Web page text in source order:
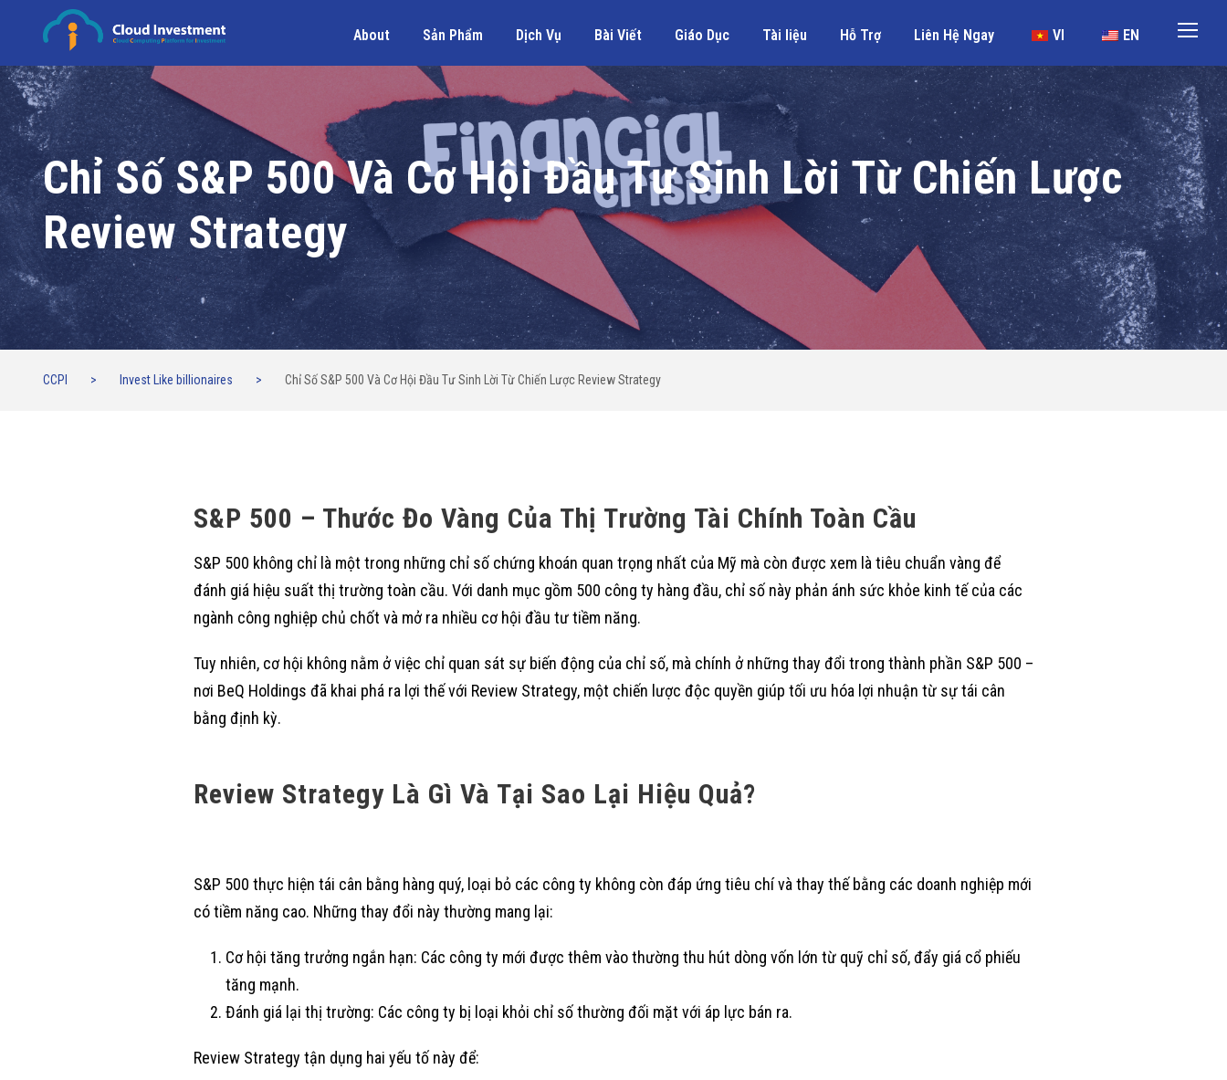
About Sản Phẩm Dịch Vụ Bài Viết Giáo Dục Tài liệu Hỗ Trợ Liên Hệ Ngay VI EN
Chỉ Số S&P 500 Và Cơ Hội Đầu Tư Sinh Lời Từ Chiến Lược
Review Strategy
CCPI > Invest Like billionaires > Chỉ Số S&P 500 Và Cơ Hội Đầu Tư Sinh Lời Từ Chiến Lược Review Strategy
S&P 500 – Thước Đo Vàng Của Thị Trường Tài Chính Toàn Cầu
S&P 500 không chỉ là một trong những chỉ số chứng khoán quan trọng nhất của Mỹ mà còn được xem là tiêu chuẩn vàng để
đánh giá hiệu suất thị trường toàn cầu. Với danh mục gồm 500 công ty hàng đầu, chỉ số này phản ánh sức khỏe kinh tế của các
ngành công nghiệp chủ chốt và mở ra nhiều cơ hội đầu tư tiềm năng.
Tuy nhiên, cơ hội không nằm ở việc chỉ quan sát sự biến động của chỉ số, mà chính ở những thay đổi trong thành phần S&P 500 –
nơi BeQ Holdings đã khai phá ra lợi thế với Review Strategy, một chiến lược độc quyền giúp tối ưu hóa lợi nhuận từ sự tái cân
bằng định kỳ.
Review Strategy Là Gì Và Tại Sao Lại Hiệu Quả?
S&P 500 thực hiện tái cân bằng hàng quý, loại bỏ các công ty không còn đáp ứng tiêu chí và thay thế bằng các doanh nghiệp mới
có tiềm năng cao. Những thay đổi này thường mang lại:
Cơ hội tăng trưởng ngắn hạn: Các công ty mới được thêm vào thường thu hút dòng vốn lớn từ quỹ chỉ số, đẩy giá cổ phiếu
tăng mạnh.
Đánh giá lại thị trường: Các công ty bị loại khỏi chỉ số thường đối mặt với áp lực bán ra.
Review Strategy tận dụng hai yếu tố này để: